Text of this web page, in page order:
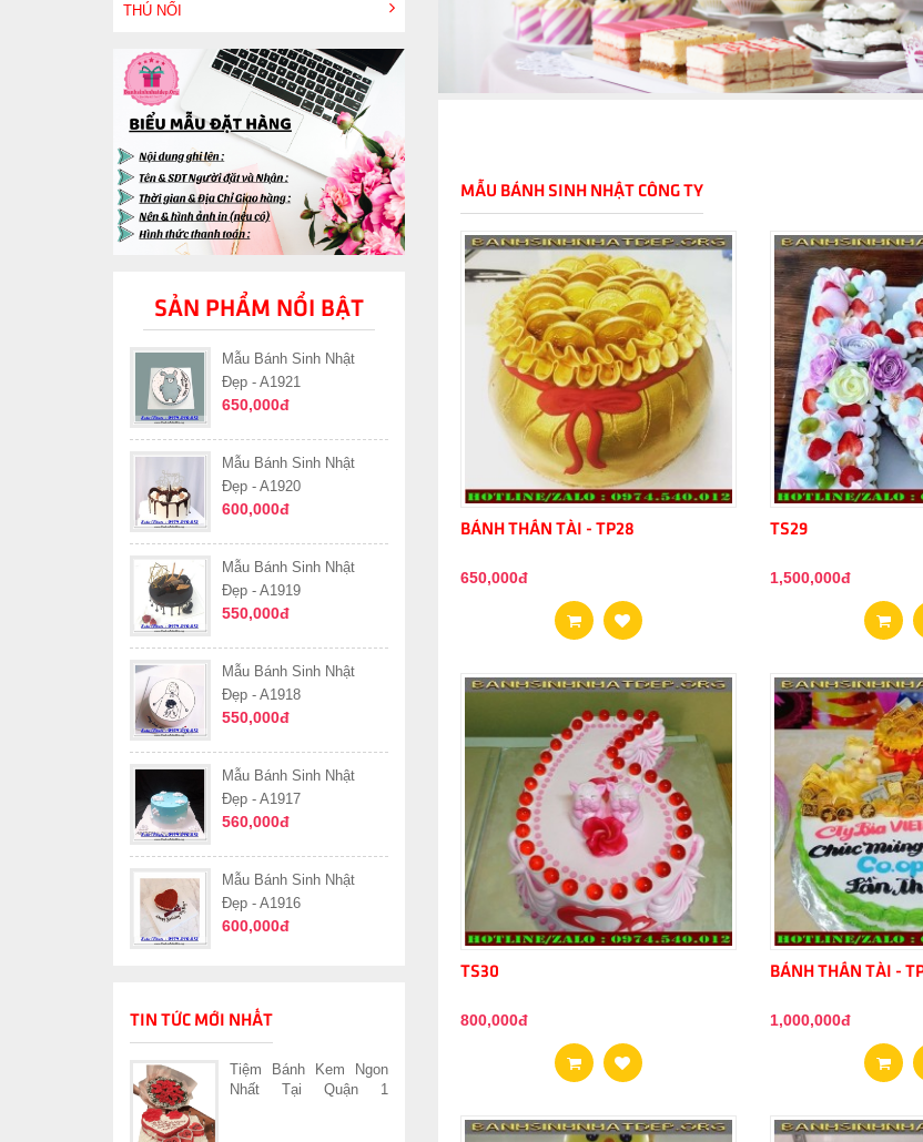
THÚ NỔI
SẢN PHẨM NỔI BẬT
Mẫu Bánh Sinh Nhật
Đẹp - A1921
650,000đ
Mẫu Bánh Sinh Nhật
Đẹp - A1920
600,000đ
Mẫu Bánh Sinh Nhật
Đẹp - A1919
550,000đ
Mẫu Bánh Sinh Nhật
Đẹp - A1918
550,000đ
Mẫu Bánh Sinh Nhật
Đẹp - A1917
560,000đ
Mẫu Bánh Sinh Nhật
Đẹp - A1916
600,000đ
TIN TỨC MỚI NHẤT
Tiệm Bánh Kem Ngon
Nhất Tại Quận 1
MẪU BÁNH SINH NHẬT CÔNG TY
BÁNH THẦN TÀI - TP28
650,000đ
TS29
1,500,000đ
TS30
800,000đ
BÁNH THẦN TÀI -
1,000,000đ